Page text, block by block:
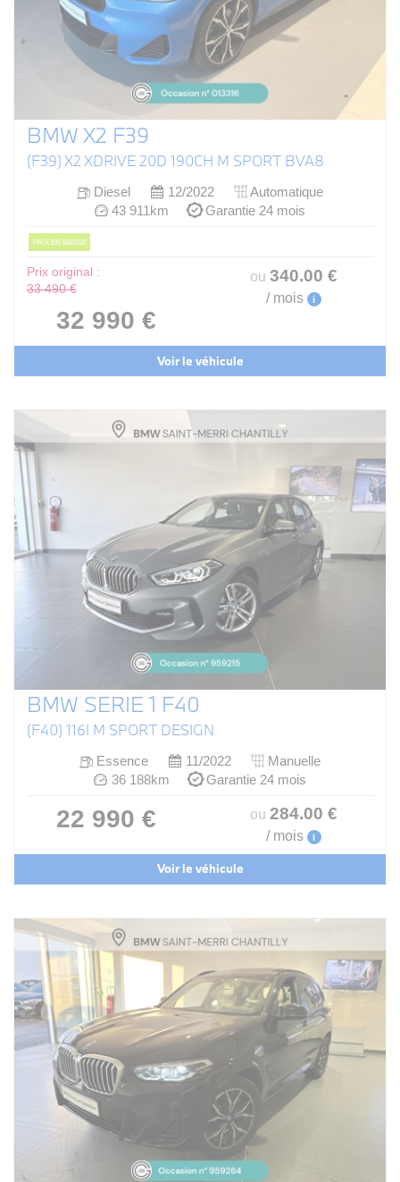
BMW X2 F39
(F39) X2 XDRIVE 20D 190CH M SPORT BVA8
Diesel 12/2022
Automatique
43 911km
Garantie 24 mois
PRIX EN BAISSE
Prix original :
33 490 €
32 990 €
ou 340.00 €
/ mois i
Voir le véhicule
BMW SERIE 1 F40
(F40) 116I M SPORT DESIGN
Essence 11/2022
Manuelle
36 188km
Garantie 24 mois
22 990 € ou 284.00 €
/ mois i
Voir le véhicule